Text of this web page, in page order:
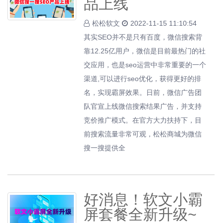
品上线
松松软文
2022-11-15 11:10:54
其实SEO并不是只有百度，微信搜索背
靠12.25亿用户，微信是目前最热门的社
交应用，也是seo运营中非常重要的一个
渠道,可以进行seo优化，获得更好的排
名，实现霸屏效果。日前，微信广告团
队官宣上线微信搜索结果广告，并支持
竞价推广模式。在官方大力扶持下，目
前搜索流量非常可观，松松商城为微信
搜一搜提供全
好消息！软文小霸
屏套餐全新升级~